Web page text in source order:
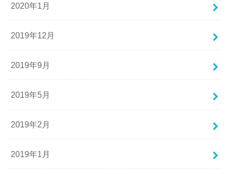
2020年1月
2019年12月
2019年9月
2019年5月
2019年2月
2019年1月